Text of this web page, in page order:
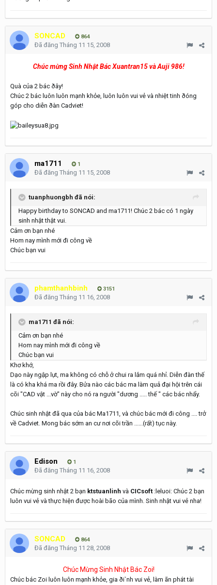
SONCAD 864
Đã đăng Tháng 11 15, 2008
Chúc mừng Sinh Nhật Bác Xuantran15 và Auji 986!
Quà của 2 bác ðây!
Chúc 2 bác luôn luôn mạnh khỏe, luôn luôn vui vẻ và nhiệt tinh ðóng
góp cho diễn ðàn Cadviet!
ma1711 1
Đã đăng Tháng 11 15, 2008
tuanphuongbh đã nói:
Happy birthday to SONCAD and ma1711! Chúc 2 bác có 1 ngày
sinh nhật thật vui.
Cảm ơn bạn nhé
Hom nay mình mới đi công về
Chúc bạn vui
phamthanhbinh 3151
Đã đăng Tháng 11 16, 2008
ma1711 đã nói:
Cảm ơn bạn nhé
Hom nay mình mới đi công về
Chúc bạn vui
Khơ khớ,
Dạo này ngập lụt, ma không có chỗ ở chui ra lắm quá nhỉ. Diễn đàn thế
là có kha khá ma rồi đây. Bửa nào các bác ma làm quả đại hội trên cái
cõi "CAD vật ...vờ" này cho nó ra người "dương ..... thế " các bác nhẩy.
Chúc sinh nhật đã qua của bác Ma1711, và chúc bác mới đi công .... trở
về Cadviet. Mong bác sớm an cư nơi cõi trần ......(rất) tục này.
Edison 1
Đã đăng Tháng 11 16, 2008
Chúc mừng sinh nhật 2 bạn ktstuanlinh và CICsoft :leluoi: Chúc 2 bạn
luôn vui vẻ và thực hiện được hoài bão của mình. Sinh nhật vui vẻ nha!
SONCAD 864
Đã đăng Tháng 11 28, 2008
Chúc Mừng Sinh Nhật Bác Zoi!
Chúc bác Zoi luôn luôn mạnh khỏe, gia ði`nh vui vẻ, làm ãn phát tài